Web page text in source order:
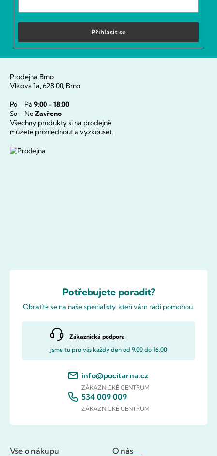
Přihlásit se
Prodejna Brno
Vlkova 1a, 628 00, Brno
Po - Pá 9:00 - 18:00
So - NeZavřeno
Všechny produkty si na prodejně
můžete prohlédnout a vyzkoušet.
Potřebujete poradit?
Obraťte se na naše specialisty, kteří vám rádi pomohou.
Zákaznická podpora
Jsme tu pro vás každý den od 9.00 do 16.00
info@pocitarna.cz
ZÁKAZNICKÉ CENTRUM
534 009 009
ZÁKAZNICKÉ CENTRUM
Vše o nákupu O nás